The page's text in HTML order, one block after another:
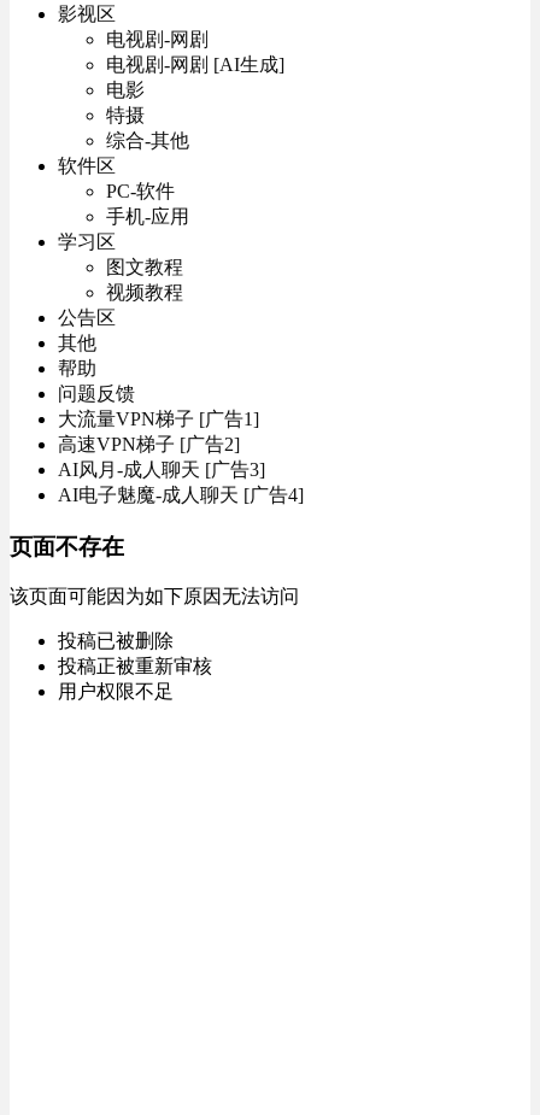
影视区
电视剧-网剧
电视剧-网剧 [AI生成]
电影
特摄
综合-其他
软件区
PC-软件
手机-应用
学习区
图文教程
视频教程
公告区
其他
帮助
问题反馈
大流量VPN梯子 [广告1]
高速VPN梯子 [广告2]
AI风月-成人聊天 [广告3]
AI电子魅魔-成人聊天 [广告4]
页面不存在
该页面可能因为如下原因无法访问
投稿已被删除
投稿正被重新审核
用户权限不足